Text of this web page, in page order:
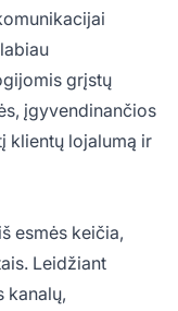
grįstų
įgyvendinančios
klientų lojalumą ir
esmės keičia,
Leidžiant
kanalų,